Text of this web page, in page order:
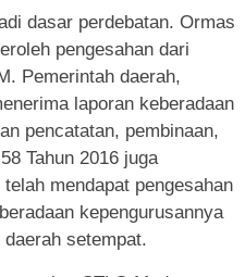
dasar perdebatan. Ormas
pengesahan dari
Pemerintah daerah,
laporan keberadaan
pencatatan, pembinaan,
Tahun 2016 juga
mendapat pengesahan
kepengurusannya
setempat.